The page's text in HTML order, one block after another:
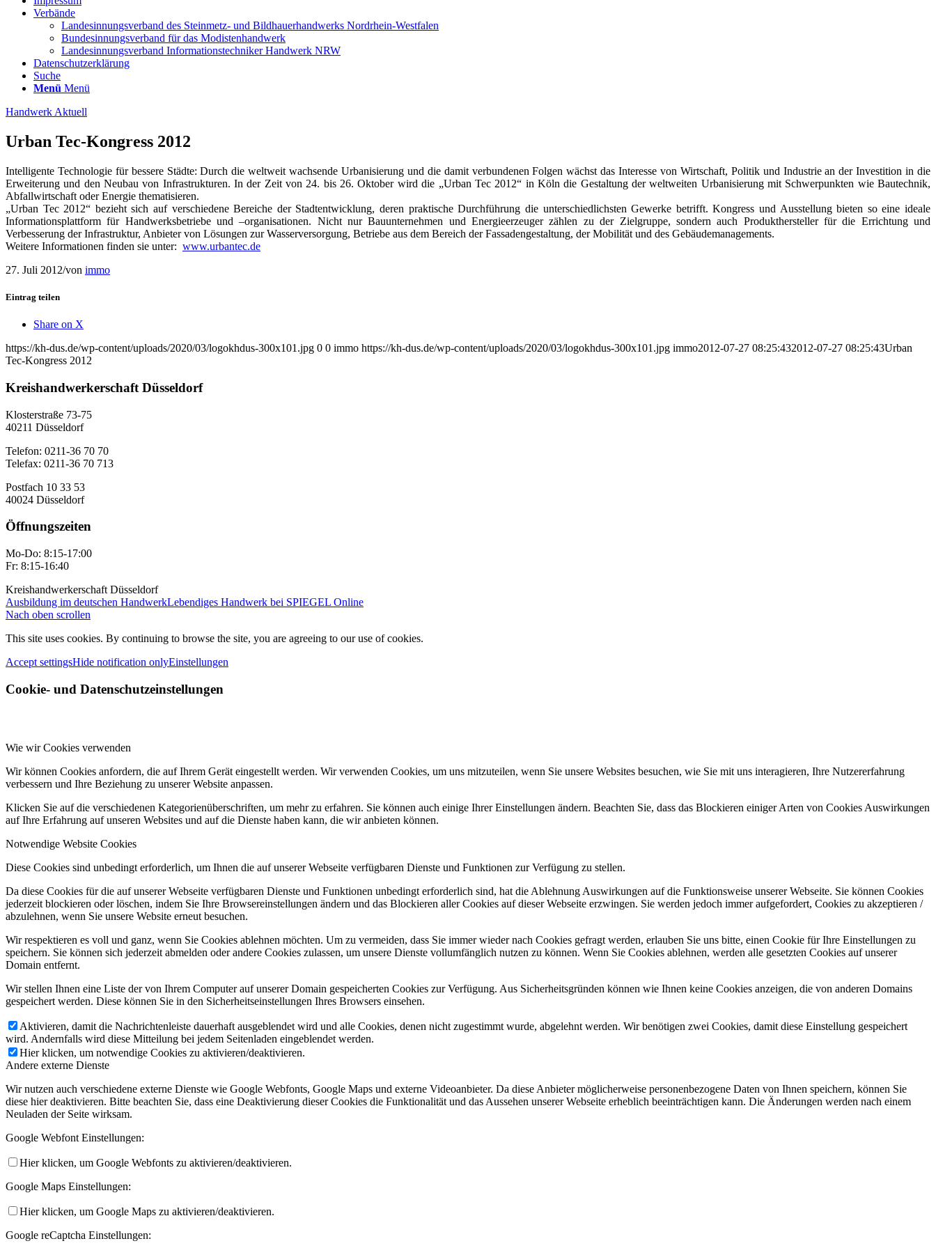
Verbände
Landesinnungsverband des Steinmetz- und Bildhauerhandwerks Nordrhein-Westfalen
Bundesinnungsverband für das Modistenhandwerk
Landesinnungsverband Informationstechniker Handwerk NRW
Datenschutzerklärung
Suche
Menü Menü
Handwerk Aktuell
Urban Tec-Kongress 2012
Intelligente Technologie für bessere Städte: Durch die weltweit wachsende Urbanisierung und die damit verbundenen Folgen wächst das Interesse von Wirtschaft, Politik und Industrie an der Investition in die
Erweiterung und den Neubau von Infrastrukturen. In der Zeit von 24. bis 26. Oktober wird die „Urban Tec 2012“ in Köln die Gestaltung der weltweiten Urbanisierung mit Schwerpunkten wie Bautechnik,
Abfallwirtschaft oder Energie thematisieren.
„Urban Tec 2012“ bezieht sich auf verschiedene Bereiche der Stadtentwicklung, deren praktische Durchführung die unterschiedlichsten Gewerke betrifft. Kongress und Ausstellung bieten so eine ideale
Informationsplattform für Handwerksbetriebe und –organisationen. Nicht nur Bauunternehmen und Energieerzeuger zählen zu der Zielgruppe, sondern auch Produkthersteller für die Errichtung und
Verbesserung der Infrastruktur, Anbieter von Lösungen zur Wasserversorgung, Betriebe aus dem Bereich der Fassadengestaltung, der Mobilität und des Gebäudemanagements.
Weitere Informationen finden sie unter: www.urbantec.de
27. Juli 2012/von immo
Eintrag teilen
Share on X
https://kh-dus.de/wp-content/uploads/2020/03/logokhdus-300x101.jpg 0 0 immo https://kh-dus.de/wp-content/uploads/2020/03/logokhdus-300x101.jpg immo2012-07-27 08:25:432012-07-27 08:25:43Urban
Tec-Kongress 2012
Kreishandwerkerschaft Düsseldorf
Klosterstraße 73-75
40211 Düsseldorf
Telefon: 0211-36 70 70
Telefax: 0211-36 70 713
Postfach 10 33 53
40024 Düsseldorf
Öffnungszeiten
Mo-Do: 8:15-17:00
Fr: 8:15-16:40
Kreishandwerkerschaft Düsseldorf
Ausbildung im deutschen HandwerkLebendiges Handwerk bei SPIEGEL Online
Nach oben scrollen
This site uses cookies. By continuing to browse the site, you are agreeing to our use of cookies.
Accept settingsHide notification onlyEinstellungen
Cookie- und Datenschutzeinstellungen
Wie wir Cookies verwenden
Wir können Cookies anfordern, die auf Ihrem Gerät eingestellt werden. Wir verwenden Cookies, um uns mitzuteilen, wenn Sie unsere Websites besuchen, wie Sie mit uns interagieren, Ihre Nutzererfahrung
verbessern und Ihre Beziehung zu unserer Website anpassen.
Klicken Sie auf die verschiedenen Kategorienüberschriften, um mehr zu erfahren. Sie können auch einige Ihrer Einstellungen ändern. Beachten Sie, dass das Blockieren einiger Arten von Cookies Auswirkungen
auf Ihre Erfahrung auf unseren Websites und auf die Dienste haben kann, die wir anbieten können.
Notwendige Website Cookies
Diese Cookies sind unbedingt erforderlich, um Ihnen die auf unserer Webseite verfügbaren Dienste und Funktionen zur Verfügung zu stellen.
Da diese Cookies für die auf unserer Webseite verfügbaren Dienste und Funktionen unbedingt erforderlich sind, hat die Ablehnung Auswirkungen auf die Funktionsweise unserer Webseite. Sie können Cookies
jederzeit blockieren oder löschen, indem Sie Ihre Browsereinstellungen ändern und das Blockieren aller Cookies auf dieser Webseite erzwingen. Sie werden jedoch immer aufgefordert, Cookies zu akzeptieren /
abzulehnen, wenn Sie unsere Website erneut besuchen.
Wir respektieren es voll und ganz, wenn Sie Cookies ablehnen möchten. Um zu vermeiden, dass Sie immer wieder nach Cookies gefragt werden, erlauben Sie uns bitte, einen Cookie für Ihre Einstellungen zu
speichern. Sie können sich jederzeit abmelden oder andere Cookies zulassen, um unsere Dienste vollumfänglich nutzen zu können. Wenn Sie Cookies ablehnen, werden alle gesetzten Cookies auf unserer
Domain entfernt.
Wir stellen Ihnen eine Liste der von Ihrem Computer auf unserer Domain gespeicherten Cookies zur Verfügung. Aus Sicherheitsgründen können wie Ihnen keine Cookies anzeigen, die von anderen Domains
gespeichert werden. Diese können Sie in den Sicherheitseinstellungen Ihres Browsers einsehen.
Aktivieren, damit die Nachrichtenleiste dauerhaft ausgeblendet wird und alle Cookies, denen nicht zugestimmt wurde, abgelehnt werden. Wir benötigen zwei Cookies, damit diese Einstellung gespeichert
wird. Andernfalls wird diese Mitteilung bei jedem Seitenladen eingeblendet werden.
Hier klicken, um notwendige Cookies zu aktivieren/deaktivieren.
Andere externe Dienste
Wir nutzen auch verschiedene externe Dienste wie Google Webfonts, Google Maps und externe Videoanbieter. Da diese Anbieter möglicherweise personenbezogene Daten von Ihnen speichern, können Sie
diese hier deaktivieren. Bitte beachten Sie, dass eine Deaktivierung dieser Cookies die Funktionalität und das Aussehen unserer Webseite erheblich beeinträchtigen kann. Die Änderungen werden nach einem
Neuladen der Seite wirksam.
Google Webfont Einstellungen:
Hier klicken, um Google Webfonts zu aktivieren/deaktivieren.
Google Maps Einstellungen:
Hier klicken, um Google Maps zu aktivieren/deaktivieren.
Google reCaptcha Einstellungen: